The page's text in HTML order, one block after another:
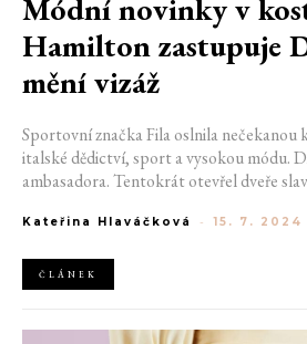
Módní novinky v
Hamilton zastupuje
mění vizáž
Sportovní značka Fila oslnila
italské dědictví, sport a vysokou módu.
ambasadora. Tentokrát otevřel dveře
ve spolupráci s Morellato a módní
Kateřina Hlaváčková - 15. 7. 2024
ČLÁNEK